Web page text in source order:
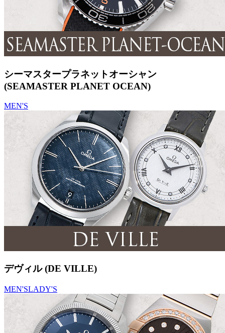
シーマスタープラネットオーシャン
(SEAMASTER PLANET OCEAN)
MEN'S
デヴィル (DE VILLE)
MEN'SLADY'S